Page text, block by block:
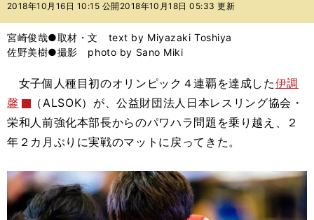
バ
2018年10月16日 10:15 公開 2018年10月18日 05:33 更新
宮崎俊哉●取材・文 text by Miyazaki Toshiya
佐野美樹●撮影 photo by Sano Miki
女子個人種目初のオリンピック４連覇を達成した伊調
馨
（ALSOK）が、公益財団法人日本レスリング協会・
栄和人前強化本部長からのパワハラ問題を乗り越え、２
年２カ月ぶりに実戦のマットに戻ってきた。